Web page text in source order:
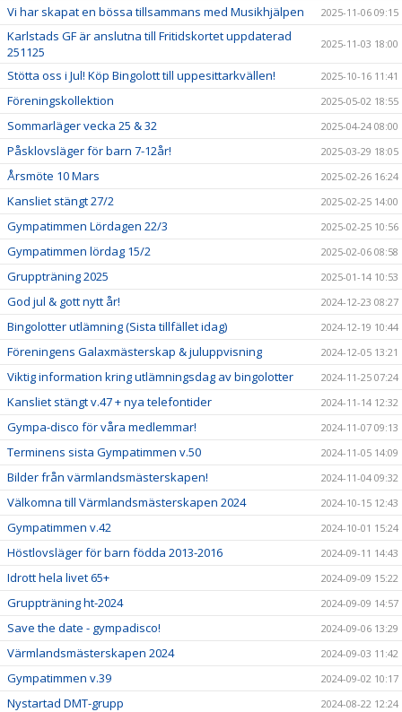
Vi har skapat en bössa tillsammans med Musikhjälpen 2025-11-06 09:15
Karlstads GF är anslutna till Fritidskortet uppdaterad
251125
2025-11-03 18:00
Stötta oss i Jul! Köp Bingolott till uppesittarkvällen! 2025-10-16 11:41
Föreningskollektion 2025-05-02 18:55
Sommarläger vecka 25 & 32 2025-04-24 08:00
Påsklovsläger för barn 7-12år! 2025-03-29 18:05
Årsmöte 10 Mars 2025-02-26 16:24
Kansliet stängt 27/2 2025-02-25 14:00
Gympatimmen Lördagen 22/3 2025-02-25 10:56
Gympatimmen lördag 15/2 2025-02-06 08:58
Gruppträning 2025 2025-01-14 10:53
God jul & gott nytt år! 2024-12-23 08:27
Bingolotter utlämning (Sista tillfället idag) 2024-12-19 10:44
Föreningens Galaxmästerskap & juluppvisning 2024-12-05 13:21
Viktig information kring utlämningsdag av bingolotter 2024-11-25 07:24
Kansliet stängt v.47 + nya telefontider 2024-11-14 12:32
Gympa-disco för våra medlemmar! 2024-11-07 09:13
Terminens sista Gympatimmen v.50 2024-11-05 14:09
Bilder från värmlandsmästerskapen! 2024-11-04 09:32
Välkomna till Värmlandsmästerskapen 2024 2024-10-15 12:43
Gympatimmen v.42 2024-10-01 15:24
Höstlovsläger för barn födda 2013-2016 2024-09-11 14:43
Idrott hela livet 65+ 2024-09-09 15:22
Gruppträning ht-2024 2024-09-09 14:57
Save the date - gympadisco! 2024-09-06 13:29
Värmlandsmästerskapen 2024 2024-09-03 11:42
Gympatimmen v.39 2024-09-02 10:17
Nystartad DMT-grupp 2024-08-22 12:24